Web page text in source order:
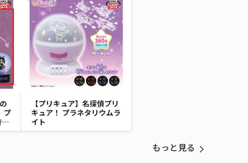
プ
【プリキュア】名探偵プリ
キュア！ プラネタリウムラ
イト
もっと見る